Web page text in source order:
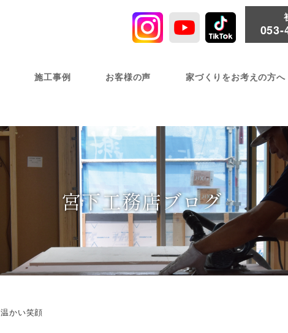
053-
施工事例 お客様の声 家づくりをお考えの方へ
宮下工務店ブログ
温かい笑顔